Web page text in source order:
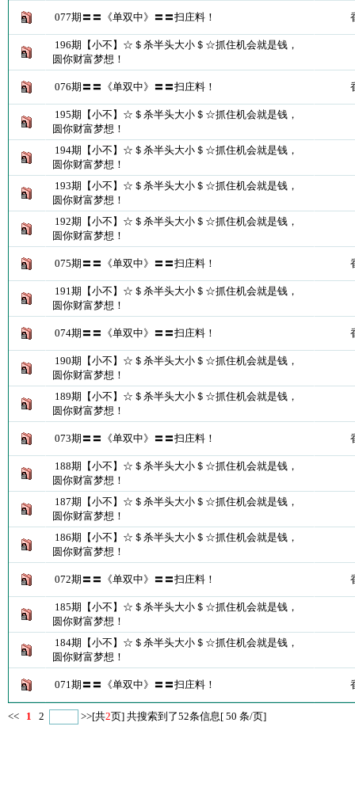
077期〓〓《单双中》〓〓扫庄料！
196期【小不】☆＄杀半头大小＄☆抓住机会就是钱，
圆你财富梦想！
076期〓〓《单双中》〓〓扫庄料！
195期【小不】☆＄杀半头大小＄☆抓住机会就是钱，
圆你财富梦想！
194期【小不】☆＄杀半头大小＄☆抓住机会就是钱，
圆你财富梦想！
193期【小不】☆＄杀半头大小＄☆抓住机会就是钱，
圆你财富梦想！
192期【小不】☆＄杀半头大小＄☆抓住机会就是钱，
圆你财富梦想！
075期〓〓《单双中》〓〓扫庄料！
191期【小不】☆＄杀半头大小＄☆抓住机会就是钱，
圆你财富梦想！
074期〓〓《单双中》〓〓扫庄料！
190期【小不】☆＄杀半头大小＄☆抓住机会就是钱，
圆你财富梦想！
189期【小不】☆＄杀半头大小＄☆抓住机会就是钱，
圆你财富梦想！
073期〓〓《单双中》〓〓扫庄料！
188期【小不】☆＄杀半头大小＄☆抓住机会就是钱，
圆你财富梦想！
187期【小不】☆＄杀半头大小＄☆抓住机会就是钱，
圆你财富梦想！
186期【小不】☆＄杀半头大小＄☆抓住机会就是钱，
圆你财富梦想！
072期〓〓《单双中》〓〓扫庄料！
185期【小不】☆＄杀半头大小＄☆抓住机会就是钱，
圆你财富梦想！
184期【小不】☆＄杀半头大小＄☆抓住机会就是钱，
圆你财富梦想！
071期〓〓《单双中》〓〓扫庄料！
<< 1 2 >>[共2页] 共搜索到了52条信息[ 50 条/页]